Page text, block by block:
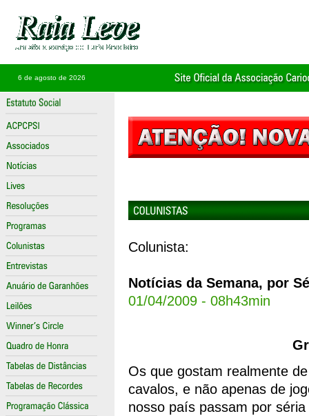
6 de agosto de 2026
Colunista:
Notícias da Semana, por
01/04/2009 - 08h43min
Os que gostam realmente
cavalos, e não apenas de
nosso país passam por